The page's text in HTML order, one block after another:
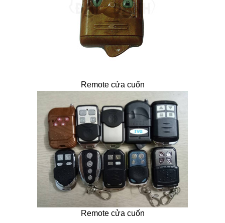
Remote cửa cuốn
Remote cửa cuốn